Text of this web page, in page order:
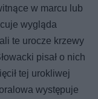
w marcu lub
wygląda
te urocze krzewy
pisał o nich
tej urokliwej
występuje